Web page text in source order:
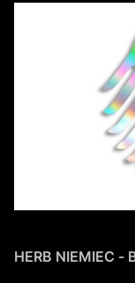
HERB NIEMIEC -